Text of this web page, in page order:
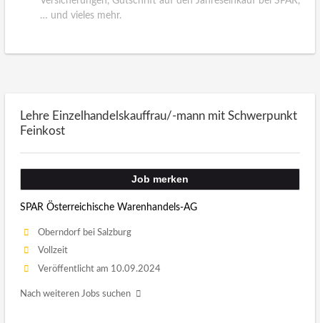
… und vieles mehr.
Lehre Einzelhandelskauffrau/-mann mit Schwerpunkt
Feinkost
Job merken
SPAR Österreichische Warenhandels-AG
Oberndorf bei Salzburg
Vollzeit
Veröffentlicht am 10.09.2024
Nach weiteren Jobs suchen